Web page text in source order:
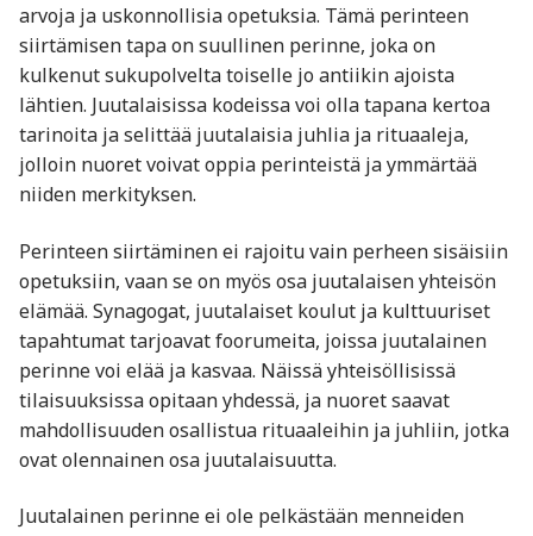
arvoja ja uskonnollisia opetuksia. Tämä perinteen
siirtämisen tapa on suullinen perinne, joka on
kulkenut sukupolvelta toiselle jo antiikin ajoista
lähtien. Juutalaisissa kodeissa voi olla tapana kertoa
tarinoita ja selittää juutalaisia juhlia ja rituaaleja,
jolloin nuoret voivat oppia perinteistä ja ymmärtää
niiden merkityksen.
Perinteen siirtäminen ei rajoitu vain perheen sisäisiin
opetuksiin, vaan se on myös osa juutalaisen yhteisön
elämää. Synagogat, juutalaiset koulut ja kulttuuriset
tapahtumat tarjoavat foorumeita, joissa juutalainen
perinne voi elää ja kasvaa. Näissä yhteisöllisissä
tilaisuuksissa opitaan yhdessä, ja nuoret saavat
mahdollisuuden osallistua rituaaleihin ja juhliin, jotka
ovat olennainen osa juutalaisuutta.
Juutalainen perinne ei ole pelkästään menneiden